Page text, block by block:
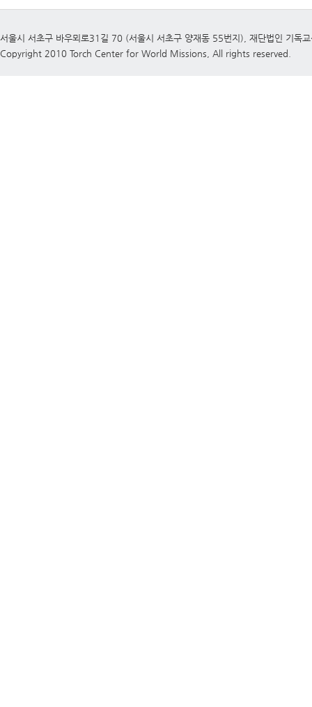
서울시 서초구 바우뫼로31길 70 (서울시 서초구 양재동 55번지), 재단법인
Copyright 2010 Torch Center for World Missions, All rights reserved.